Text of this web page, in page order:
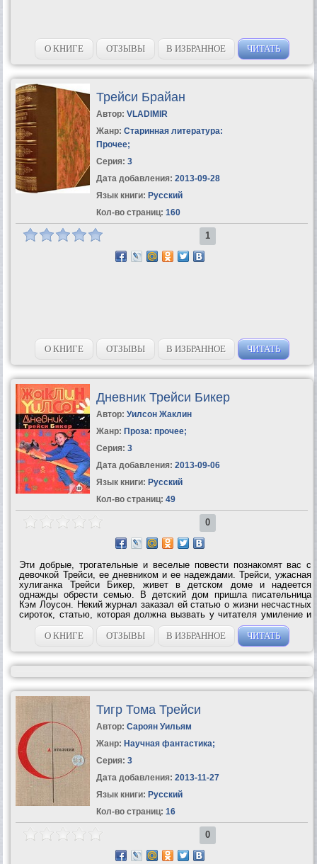
О КНИГЕ ОТЗЫВЫ В ИЗБРАННОЕ ЧИТАТЬ
Трейси Брайан
Автор: VLADIMIR
Жанр: Старинная литература:
Прочее;
Серия: 3
Дата добавления: 2013-09-28
Язык книги: Русский
Кол-во страниц: 160
1
О КНИГЕ ОТЗЫВЫ В ИЗБРАННОЕ ЧИТАТЬ
Дневник Трейси Бикер
Автор: Уилсон Жаклин
Жанр: Проза: прочее;
Серия: 3
Дата добавления: 2013-09-06
Язык книги: Русский
Кол-во страниц: 49
0
Эти добрые, трогательные и веселые повести познакомят вас с
девочкой Трейси, ее дневником и ее надеждами. Трейси, ужасная
хулиганка Трейси Бикер, живет в детском доме и надеется
однажды обрести семью. В детский дом пришла писательница
Кэм Лоусон. Некий журнал заказал ей статью о жизни несчастных
сироток, статью, которая должна вызвать у читателя умиление и
жалость. Кэм берет ужасную Трейси из детского дома, и они
становятся...
О КНИГЕ ОТЗЫВЫ В ИЗБРАННОЕ ЧИТАТЬ
Тигр Тома Трейси
Автор: Сароян Уильям
Жанр: Научная фантастика;
Серия: 3
Дата добавления: 2013-11-27
Язык книги: Русский
Кол-во страниц: 16
0